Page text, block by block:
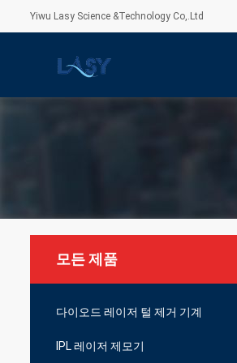
Yiwu Lasy Science &Technology Co,.Ltd
모든 제품
다이오드 레이저 털 제거 기계
IPL 레이저 제모기